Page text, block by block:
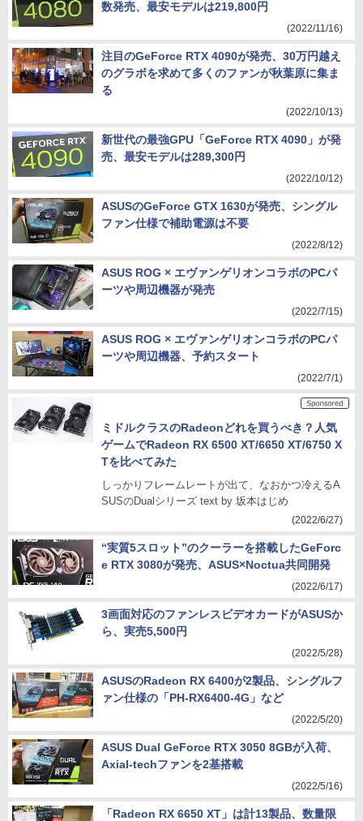
数発売、最安モデルは219,800円
(2022/11/16)
注目のGeForce RTX 4090が発売、30万円越え
のグラボを求めて多くのファンが秋葉原に集ま
る
(2022/10/13)
新世代の最強GPU「GeForce RTX 4090」が発
売、最安モデルは289,300円
(2022/10/12)
ASUSのGeForce GTX 1630が発売、シングル
ファン仕様で補助電源は不要
(2022/8/12)
ASUS ROG × エヴァンゲリオンコラボのPCパ
ーツや周辺機器が発売
(2022/7/15)
ASUS ROG × エヴァンゲリオンコラボのPCパ
ーツや周辺機器、予約スタート
(2022/7/1)
ミドルクラスのRadeonどれを買うべき？人気
ゲームでRadeon RX 6500 XT/6650 XT/6750 X
Tを比べてみた
しっかりフレームレートが出て、なおかつ冷えるA
SUSのDualシリーズ text by 坂本はじめ
(2022/6/27)
“実質5スロット”のクーラーを搭載したGeForc
e RTX 3080が発売、ASUS×Noctua共同開発
(2022/6/17)
3画面対応のファンレスビデオカードがASUSか
ら、実売5,500円
(2022/5/28)
ASUSのRadeon RX 6400が2製品、シングルフ
ァン仕様の「PH-RX6400-4G」など
(2022/5/20)
ASUS Dual GeForce RTX 3050 8GBが入荷、
Axial-techファンを2基搭載
(2022/5/16)
「Radeon RX 6650 XT」は計13製品、数量限